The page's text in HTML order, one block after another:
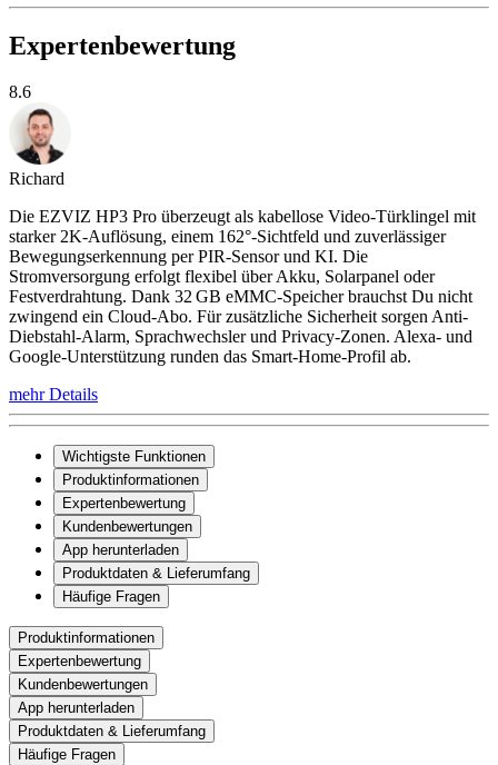
Expertenbewertung
8.6
Richard
Die EZVIZ HP3 Pro überzeugt als kabellose Video-Türklingel mit
starker 2K-Auflösung, einem 162°-Sichtfeld und zuverlässiger
Bewegungserkennung per PIR-Sensor und KI. Die
Stromversorgung erfolgt flexibel über Akku, Solarpanel oder
Festverdrahtung. Dank 32 GB eMMC-Speicher brauchst Du nicht
zwingend ein Cloud-Abo. Für zusätzliche Sicherheit sorgen Anti-
Diebstahl-Alarm, Sprachwechsler und Privacy-Zonen. Alexa- und
Google-Unterstützung runden das Smart-Home-Profil ab.
mehr Details
Wichtigste Funktionen
Produktinformationen
Expertenbewertung
Kundenbewertungen
App herunterladen
Produktdaten & Lieferumfang
Häufige Fragen
Produktinformationen
Expertenbewertung
Kundenbewertungen
App herunterladen
Produktdaten & Lieferumfang
Häufige Fragen